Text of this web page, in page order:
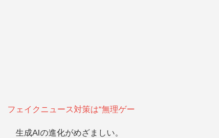
フェイクニュース対策は“無理ゲー
生成AIの進化がめざましい。